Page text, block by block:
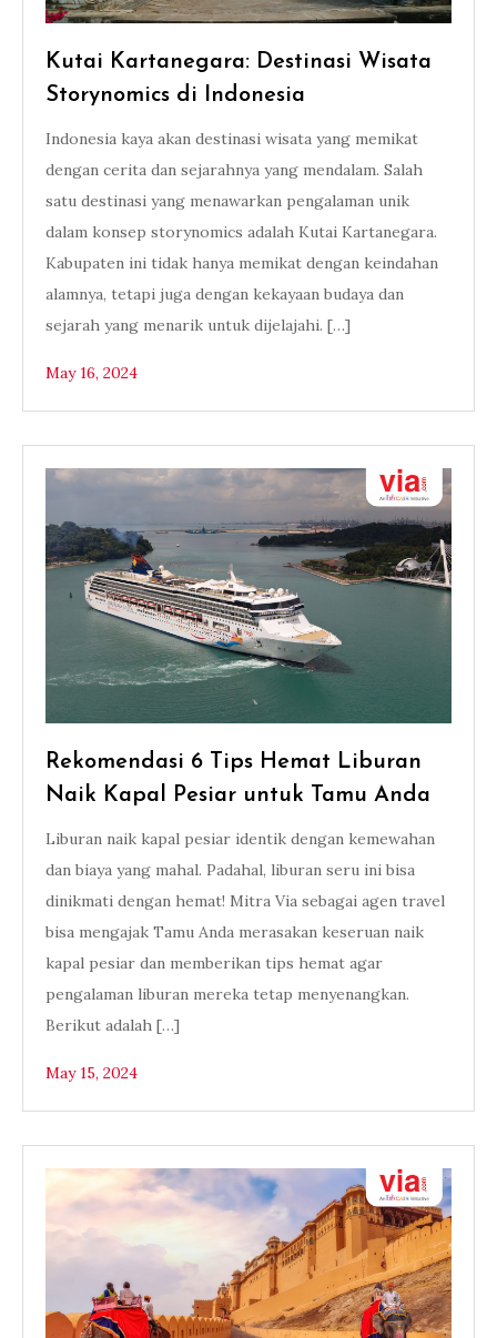
Kutai Kartanegara: Destinasi Wisata
Storynomics di Indonesia
Indonesia kaya akan destinasi wisata yang memikat
dengan cerita dan sejarahnya yang mendalam. Salah
satu destinasi yang menawarkan pengalaman unik
dalam konsep storynomics adalah Kutai Kartanegara.
Kabupaten ini tidak hanya memikat dengan keindahan
alamnya, tetapi juga dengan kekayaan budaya dan
sejarah yang menarik untuk dijelajahi. […]
May 16, 2024
Rekomendasi 6 Tips Hemat Liburan
Naik Kapal Pesiar untuk Tamu Anda
Liburan naik kapal pesiar identik dengan kemewahan
dan biaya yang mahal. Padahal, liburan seru ini bisa
dinikmati dengan hemat! Mitra Via sebagai agen travel
bisa mengajak Tamu Anda merasakan keseruan naik
kapal pesiar dan memberikan tips hemat agar
pengalaman liburan mereka tetap menyenangkan.
Berikut adalah […]
May 15, 2024